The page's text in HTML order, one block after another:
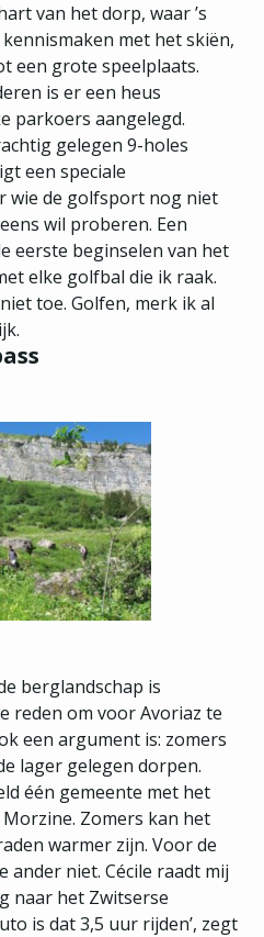
van het dorp, waar ’s
met het skiën,
een grote speelplaats.
is er een heus
parkoers aangelegd.
gelegen 9-holes
een speciale
wie de golfsport nog niet
wil proberen. Een
eerste beginselen van het
elke golfbal die ik raak.
toe. Golfen, merk ik al
berglandschap is
reden om voor Avoriaz te
een argument is: zomers
lager gelegen dorpen.
één gemeente met het
Zomers kan het
warmer zijn. Voor de
ander niet. Cécile raadt mij
naar het Zwitserse
is dat 3,5 uur rijden’, zegt